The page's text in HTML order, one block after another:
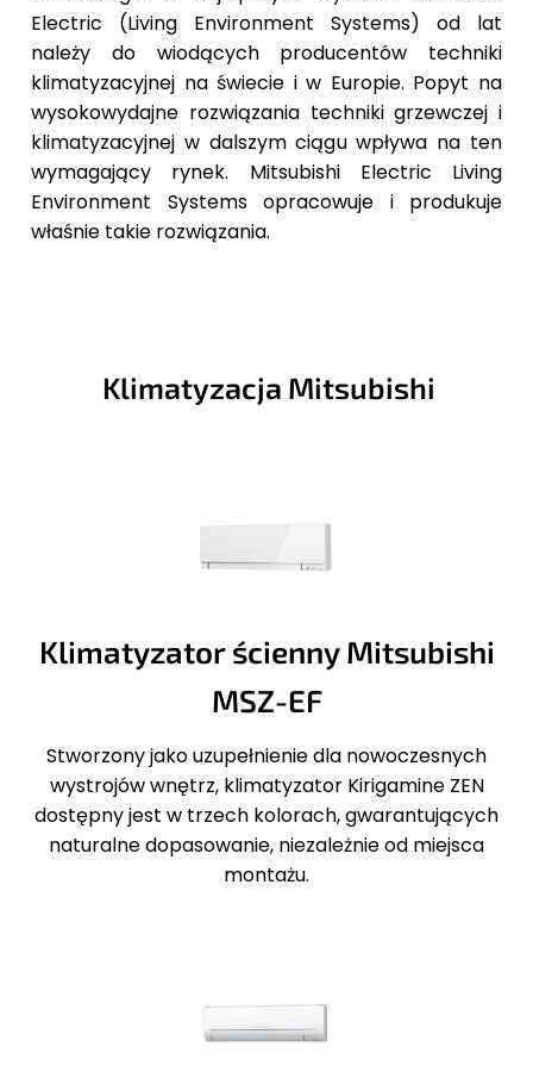
Electric (Living Environment Systems) od lat
należy do wiodących producentów techniki
klimatyzacyjnej na świecie i w Europie. Popyt na
wysokowydajne rozwiązania techniki grzewczej i
klimatyzacyjnej w dalszym ciągu wpływa na ten
wymagający rynek. Mitsubishi Electric Living
Environment Systems opracowuje i produkuje
właśnie takie rozwiązania.
Klimatyzacja Mitsubishi
Klimatyzator ścienny Mitsubishi
MSZ-EF
Stworzony jako uzupełnienie dla nowoczesnych
wystrojów wnętrz, klimatyzator Kirigamine ZEN
dostępny jest w trzech kolorach, gwarantujących
naturalne dopasowanie, niezależnie od miejsca
montażu.